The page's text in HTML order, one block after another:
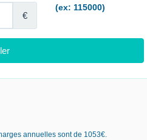
annuelles sont de 1053€.